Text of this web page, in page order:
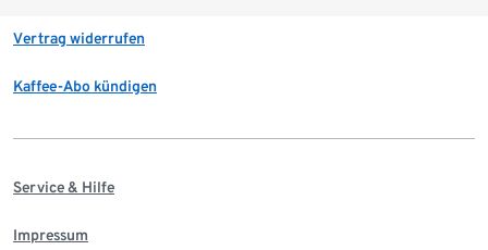
Vertrag widerrufen
Kaffee-Abo kündigen
Service & Hilfe
Impressum